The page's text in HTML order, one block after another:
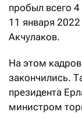
пробыл всего
11 января
Акчулаков.
На этом
закончились.
президента
министром